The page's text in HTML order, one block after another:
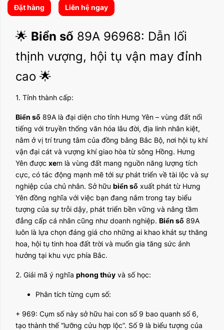
Đặt hàng Liên hệ ngay
🌟 Biển số 89A 96968: Dẫn lối
thịnh vượng, hội tụ vận may đỉnh
cao 🌟
1. Tỉnh thành cấp:
Biển số 89A là đại diện cho tỉnh Hưng Yên – vùng đất nổi
tiếng với truyền thống văn hóa lâu đời, địa linh nhân kiệt,
nằm ở vị trí trung tâm của đồng bằng Bắc Bộ, nơi hội tụ khí
vận đại cát và vượng khí giao hòa từ sông Hồng. Hưng
Yên được xem là vùng đất mang nguồn năng lượng tích
cực, có tác động mạnh mẽ tới sự phát triển về tài lộc và sự
nghiệp của chủ nhân. Sở hữu biển số xuất phát từ Hưng
Yên đồng nghĩa với việc bạn đang nắm trong tay biểu
tượng của sự trỗi dậy, phát triển bền vững và nâng tầm
đẳng cấp cá nhân cũng như doanh nghiệp. Biển số 89A
luôn là lựa chọn đáng giá cho những ai khao khát sự thăng
hoa, hội tụ tinh hoa đất trời và muốn gia tăng sức ảnh
hưởng tại khu vực phía Bắc.
2. Giải mã ý nghĩa phong thủy và số học:
Phân tích từng cụm số:
+ 969: Cụm số này sở hữu hai con số 9 bao quanh số 6,
tạo thành thế “lưỡng cửu hợp lộc”. Số 9 là biểu tượng của